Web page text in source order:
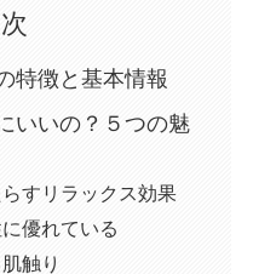
特徴と基本情報
いいの？５つの魅
すリラックス効果
優れている
触り